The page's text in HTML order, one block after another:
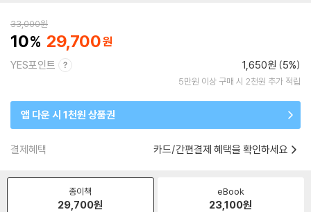
33,000원
10 29,700
YES포인트 1,650원 (5%)
5만원 이상 구매 시 2천원 추가 적립
앱 다운 시 1천원 상품권
결제혜택 카드/간편결제 혜택을 확인하세요
종이책
29,700원
eBook
23,100원